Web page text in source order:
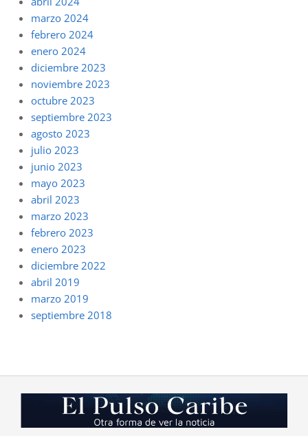
marzo 2024
febrero 2024
enero 2024
diciembre 2023
noviembre 2023
octubre 2023
septiembre 2023
agosto 2023
julio 2023
junio 2023
mayo 2023
abril 2023
marzo 2023
febrero 2023
enero 2023
diciembre 2022
abril 2019
marzo 2019
septiembre 2018